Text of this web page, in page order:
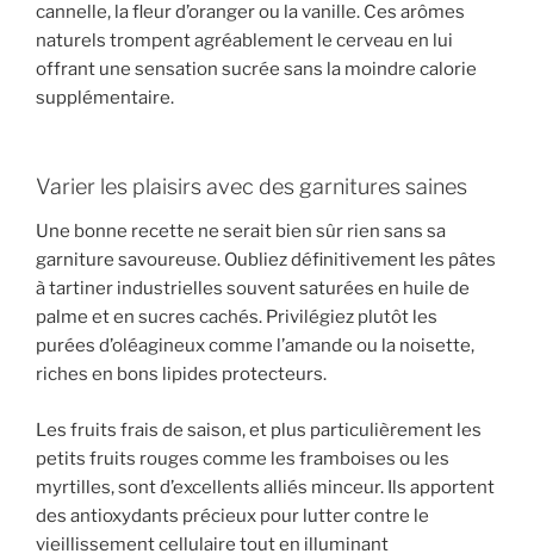
cannelle, la fleur d’oranger ou la vanille. Ces arômes
naturels trompent agréablement le cerveau en lui
offrant une sensation sucrée sans la moindre calorie
supplémentaire.
Varier les plaisirs avec des garnitures saines
Une bonne recette ne serait bien sûr rien sans sa
garniture savoureuse. Oubliez définitivement les pâtes
à tartiner industrielles souvent saturées en huile de
palme et en sucres cachés. Privilégiez plutôt les
purées d’oléagineux comme l’amande ou la noisette,
riches en bons lipides protecteurs.
Les fruits frais de saison, et plus particulièrement les
petits fruits rouges comme les framboises ou les
myrtilles, sont d’excellents alliés minceur. Ils apportent
des antioxydants précieux pour lutter contre le
vieillissement cellulaire tout en illuminant